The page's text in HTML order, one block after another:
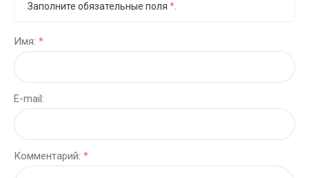
Заполните обязательные поля *.
Имя: *
E-mail:
Комментарий: *